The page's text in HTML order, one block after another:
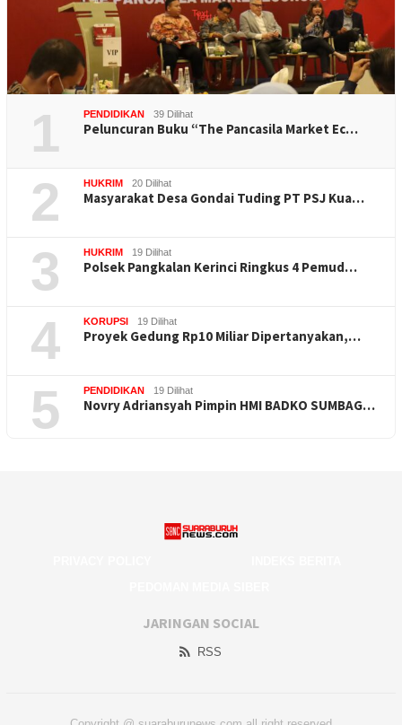
1 PENDIDIKAN 39 Dilihat
Peluncuran Buku “The Pancasila Market Ec…
2 HUKRIM 20 Dilihat
Masyarakat Desa Gondai Tuding PT PSJ Kua…
3 HUKRIM 19 Dilihat
Polsek Pangkalan Kerinci Ringkus 4 Pemud…
4 KORUPSI 19 Dilihat
Proyek Gedung Rp10 Miliar Dipertanyakan,…
5 PENDIDIKAN 19 Dilihat
Novry Adriansyah Pimpin HMI BADKO SUMBAG…
JARINGAN SOCIAL
RSS